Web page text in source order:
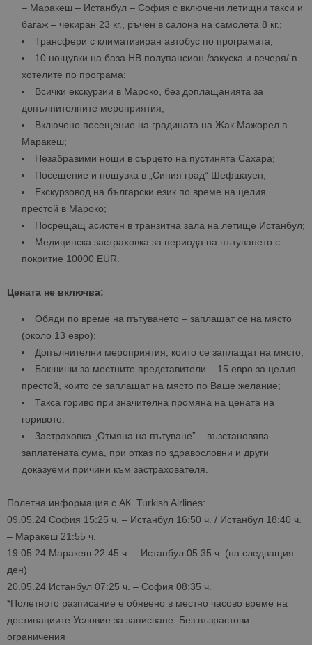
– Маракеш – Истанбул – София с включени летищни такси и
багаж – чекиран 23 кг., ръчен в салона на самолета 8 кг.;
Трансфери с климатизиран автобус по програмата;
10 нощувки на база HB полупансион /закуска и вечеря/ в
хотелите по програма;
Всички екскурзии в Мароко, без доплащанията за
допълнителните мероприятия;
Включено посещение на градината на Жак Мажорел в
Маракеш;
Незабравими нощи в сърцето на пустинята Сахара;
Посещение и нощувка в „Синия град“ Шефшауен;
Екскурзовод на български език по време на целия
престой в Мароко;
Посрещащ асистен в транзитна зала на летище Истанбул;
Медицинска застраховка за периода на пътуването с
покритие 10000 EUR.
Цената не включва:
Обяди по време на пътуването – заплащат се на място
(около 13 евро);
Допълнителни мероприятия, които се заплащат на място;
Бакшиши за местните представители – 15 евро за целия
престой, които се заплащат на място по Ваше желание;
Такса гориво при значителна промяна на цената на
горивото.
Застраховка „Отмяна на пътуване” – възстановява
заплатената сума, при отказ по здравословни и други
доказуеми причини към застрахователя.
Полетна информация с АК Turkish Airlines:
09.05.24 София 15:25 ч. – Истанбул 16:50 ч. / Истанбул 18:40 ч.
– Маракеш 21:55 ч.
19.05.24 Маракеш 22:45 ч. – Истанбул 05:35 ч. (на следващия
ден)
20.05.24 Истанбул 07:25 ч. – София 08:35 ч.
*Полетното разписание е обявено в местно часово време на
дестинациите.Условие за записване: Без възрастови
ограничения